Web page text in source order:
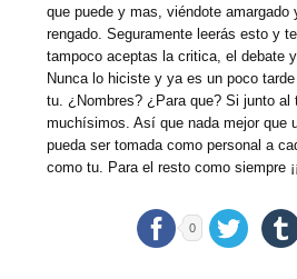
que puede y mas, viéndote amargado
rengado. Seguramente leerás esto y
tampoco aceptas la critica, el debate
Nunca lo hiciste y ya es un poco
tu. ¿Nombres? ¿Para que? Si junto al
muchísimos. Así que nada mejor que
pueda ser tomada como personal a
como tu. Para el resto como siempre
0